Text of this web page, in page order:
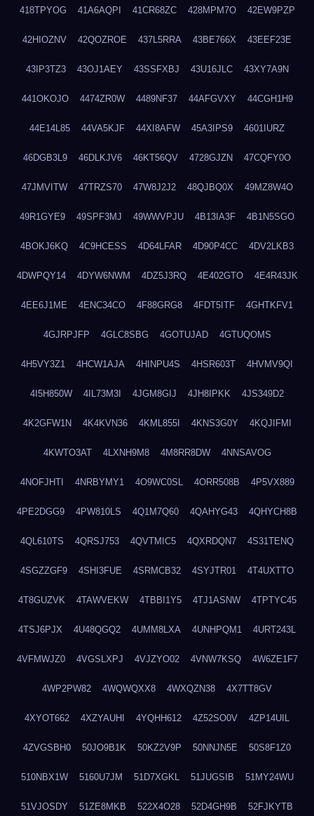
418TPYOG 41A6AQPI 41CR68ZC 428MPM7O 42EW9PZP
42HIOZNV 42QOZROE 437L5RRA 43BE766X 43EEF23E
43IP3TZ3 43OJ1AEY 43SSFXBJ 43U16JLC 43XY7A9N
441OKOJO 4474ZR0W 4489NF37 44AFGVXY 44CGH1H9
44E14L85 44VA5KJF 44XI8AFW 45A3IPS9 4601IURZ
46DGB3L9 46DLKJV6 46KT56QV 4728GJZN 47CQFY0O
47JMVITW 47TRZS70 47W8J2J2 48QJBQ0X 49MZ8W4O
49R1GYE9 49SPF3MJ 49WWVPJU 4B13IA3F 4B1N5SGO
4BOKJ6KQ 4C9HCESS 4D64LFAR 4D90P4CC 4DV2LKB3
4DWPQY14 4DYW6NWM 4DZ5J3RQ 4E402GTO 4E4R43JK
4EE6J1ME 4ENC34CO 4F88GRG8 4FDT5ITF 4GHTKFV1
4GJRPJFP 4GLC8SBG 4GOTUJAD 4GTUQOMS
4H5VY3Z1 4HCW1AJA 4HINPU4S 4HSR603T 4HVMV9QI
4I5H850W 4IL73M3I 4JGM8GIJ 4JH8IPKK 4JS349D2
4K2GFW1N 4K4KVN36 4KML855I 4KNS3G0Y 4KQJIFMI
4KWTO3AT 4LXNH9M8 4M8RR8DW 4NNSAVOG
4NOFJHTI 4NRBYMY1 4O9WC0SL 4ORR508B 4P5VX889
4PE2DGG9 4PW810LS 4Q1M7Q60 4QAHYG43 4QHYCH8B
4QL610TS 4QRSJ753 4QVTMIC5 4QXRDQN7 4S31TENQ
4SGZZGF9 4SHI3FUE 4SRMCB32 4SYJTR01 4T4UXTTO
4T8GUZVK 4TAWVEKW 4TBBI1Y5 4TJ1ASNW 4TPTYC45
4TSJ6PJX 4U48QGQ2 4UMM8LXA 4UNHPQM1 4URT243L
4VFMWJZ0 4VGSLXPJ 4VJZYO02 4VNW7KSQ 4W6ZE1F7
4WP2PW82 4WQWQXX8 4WXQZN38 4X7TT8GV
4XYOT662 4XZYAUHI 4YQHH612 4Z52SO0V 4ZP14UIL
4ZVGSBH0 50JO9B1K 50KZ2V9P 50NNJN5E 50S8F1Z0
510NBX1W 5160U7JM 51D7XGKL 51JUGSIB 51MY24WU
51VJOSDY 51ZE8MKB 522X4O28 52D4GH9B 52FJKYTB